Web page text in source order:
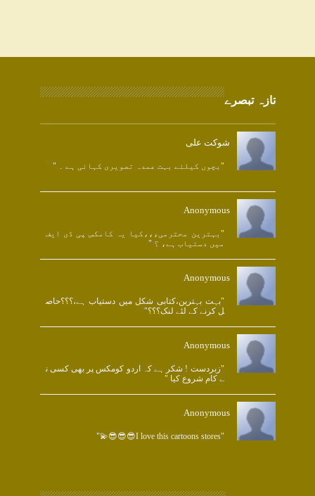
تازہ تبصرے
شوکت علی
"بچوں کیلئے بہت عمدہ تصویری کہانی ہے ۔ "
Anonymous
"بہترین محترمی،،،کیا یہ کامکس پی ڈی ایف
میں دستیاب ہے، ؟ "
Anonymous
"بہت بہترین،کتابی شکل میں دستیاب ہے،؟؟؟حاص
ل کرنے کے لئے لنک؟؟؟"
Anonymous
"زبردست ! شکر ہے کہ اردو کومکس پر بھی کسی ن
ے کام شروع کیا "
Anonymous
"I love this cartoons stores😎😎😎💫"